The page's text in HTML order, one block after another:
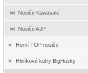
Nosiče Kawasaki
Nosiče AJP
Horní TOP nosiče
Hliníkové kufry BigHusky